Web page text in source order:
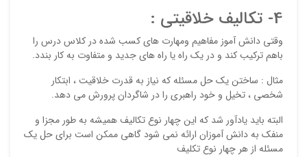
4- تکالیف خلاقیتی :
وقتی دانش آموز مفاهیم ومهارت های کسب شده در کلاس درس را
باهم ترکیب کند و در یک راه یا راه های جدید و متفاوت به کار بندد.
مثال : ساختن یک حل مسئله که نیاز به قدرت خلاقیت ، ابتکار
شخصی ، تخیل و خود راهبری را در شاگردان پرورش می دهد.
البته باید یادآور شد که این چهار نوع تکالیف همیشه به طور مجزا و
منفک به دانش آموزان ارائه نمی شود گاهی ممکن است برای حل یک
مسئله از هر چهار نوع تکلیف